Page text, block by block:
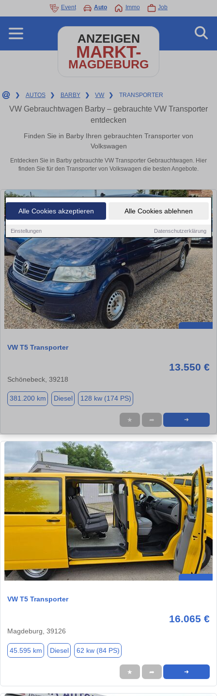
Alle Cookies akzeptieren Alle Cookies ablehnen
Einstellungen Datenschutzerklärung
Event Auto Immo Job
ANZEIGEN
MARKT-
MAGDEBURG
❯ AUTOS ❯ BARBY ❯ VW ❯ TRANSPORTER
VW Gebrauchtwagen Barby – gebrauchte VW Transporter
entdecken
Finden Sie in Barby Ihren gebrauchten Transporter von
Volkswagen
Entdecken Sie in Barby gebrauchte VW Transporter Gebrauchtwagen. Hier
finden Sie für den Transporter von Volkswagen die besten Angebote.
VW T5 Transporter
13.550 €
Schönebeck, 39218
381.200 km Diesel 128 kw (174 PS)
★ ➦ ➜
VW T5 Transporter
16.065 €
Magdeburg, 39126
45.595 km Diesel 62 kw (84 PS)
★ ➦ ➜